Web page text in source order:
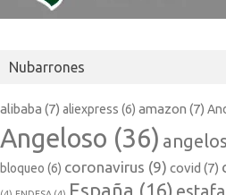
Nubarrones
alibaba (7) aliexpress (6) amazon (7)
Angeloso (36)
bloqueo (6) coronavirus (9) covid (7)
España (16)